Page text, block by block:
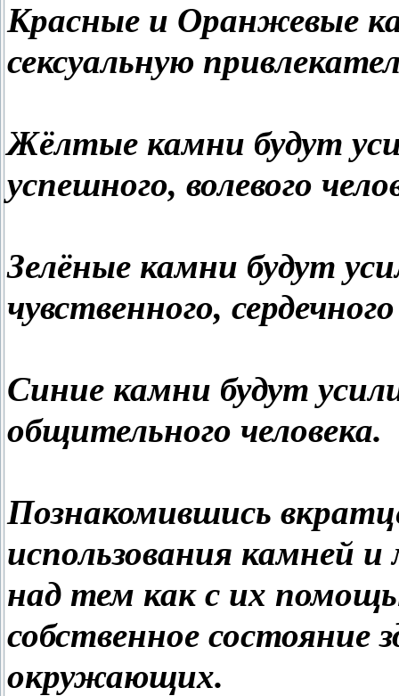
Красные и Оранжевые
сексуальную
Жёлтые камни будут
успешного, волевого
Зелёные камни будут
чувственного,
Синие камни будут
общительного человека.
Познакомившись
использования камней
над тем как с их
собственное состояние
окружающих.